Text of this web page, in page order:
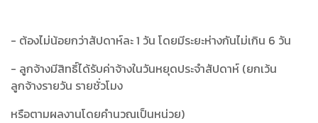
- ต้องไม่น้อยกว่าสัปดาห์ละ 1 วัน โดยมีระยะห่างกันไม่เกิน 6 วัน
- ลูกจ้างมีสิทธิ์ได้รับค่าจ้างในวันหยุดประจำสัปดาห์ (ยกเว้น
ลูกจ้างรายวัน รายชั่วโมง
หรือตามผลงานโดยคำนวณเป็นหน่วย)